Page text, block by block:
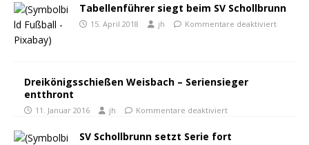
Tabellenführer siegt beim SV Schollbrunn
15. April 2018 jh Kommentare deaktiviert
Dreikönigsschießen Weisbach – Seriensieger
entthront
11. Januar 2016 jh Kommentare deaktiviert
SV Schollbrunn setzt Serie fort